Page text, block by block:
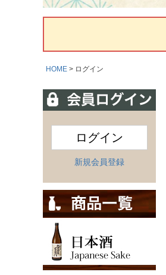
HOME ログイン
ログイン
新規会員登録